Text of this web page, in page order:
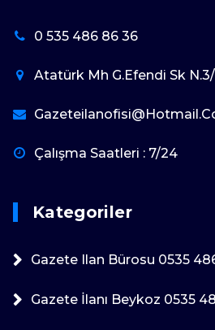
0 535 486 86 36
Atatürk Mh G.Efendi Sk
Çalışma Saatleri : 7/24
Kategoriler
Gazete Ilan Bürosu 0535
Gazete İlanı Beykoz 0535